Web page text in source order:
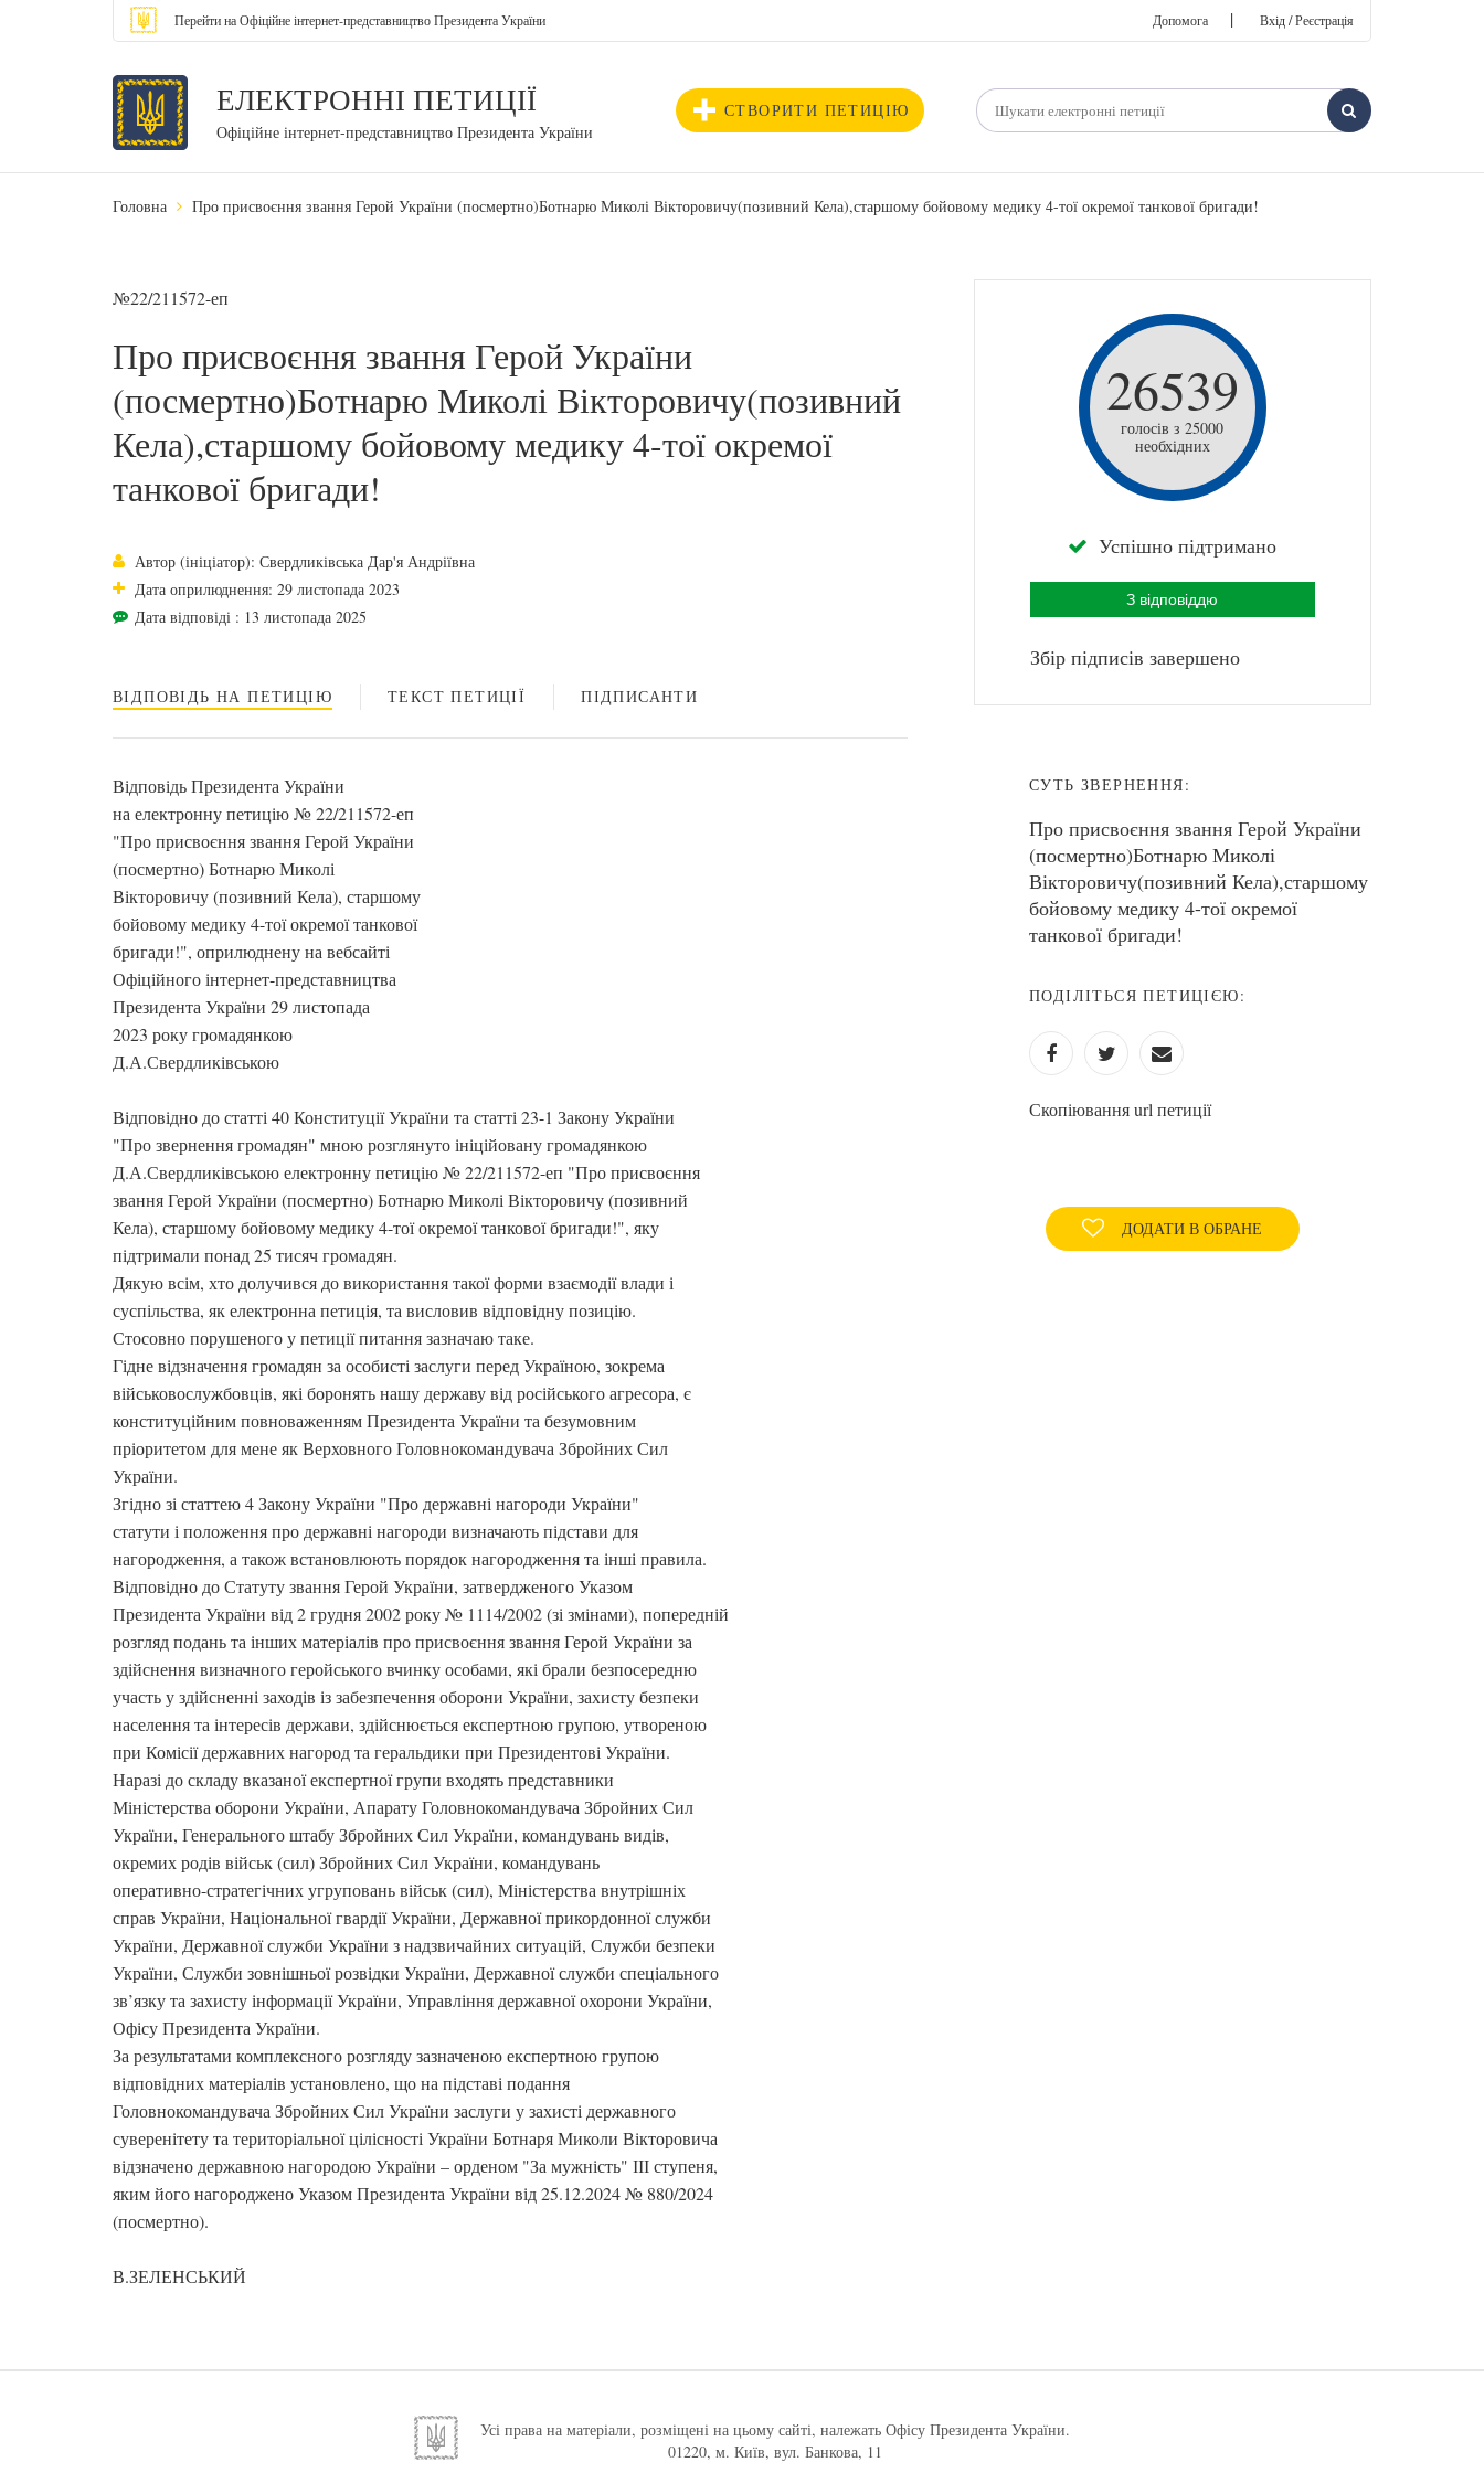
Перейти на Офіційне інтернет-представництво Президента України Допомога | Вхід / Реєстрація
ЕЛЕКТРОННІ ПЕТИЦІЇ
Офіційне інтернет-представництво Президента України
СТВОРИТИ ПЕТИЦІЮ
Головна Про присвоєння звання Герой України (посмертно)Ботнарю Миколі Вікторовичу(позивний Кела),старшому бойовому медику 4-тої окремої танкової бригади!
№22/211572-еп
Про присвоєння звання Герой України
(посмертно)Ботнарю Миколі Вікторовичу(позивний
Кела),старшому бойовому медику 4-тої окремої
танкової бригади!
Автор (ініціатор): Свердликівська Дар'я Андріївна
Дата оприлюднення: 29 листопада 2023
Дата відповіді : 13 листопада 2025
ВІДПОВІДЬ НА ПЕТИЦІЮ ТЕКСТ ПЕТИЦІЇ ПІДПИСАНТИ
Відповідь Президента України
на електронну петицію № 22/211572-еп
"Про присвоєння звання Герой України
(посмертно) Ботнарю Миколі
Вікторовичу (позивний Кела), старшому
бойовому медику 4-тої окремої танкової
бригади!", оприлюднену на вебсайті
Офіційного інтернет-представництва
Президента України 29 листопада
2023 року громадянкою
Д.А.Свердликівською
Відповідно до статті 40 Конституції України та статті 23-1 Закону України
"Про звернення громадян" мною розглянуто ініційовану громадянкою
Д.А.Свердликівською електронну петицію № 22/211572-еп "Про присвоєння
звання Герой України (посмертно) Ботнарю Миколі Вікторовичу (позивний
Кела), старшому бойовому медику 4-тої окремої танкової бригади!", яку
підтримали понад 25 тисяч громадян.
Дякую всім, хто долучився до використання такої форми взаємодії влади і
суспільства, як електронна петиція, та висловив відповідну позицію.
Стосовно порушеного у петиції питання зазначаю таке.
Гідне відзначення громадян за особисті заслуги перед Україною, зокрема
військовослужбовців, які боронять нашу державу від російського агресора, є
конституційним повноваженням Президента України та безумовним
пріоритетом для мене як Верховного Головнокомандувача Збройних Сил
України.
Згідно зі статтею 4 Закону України "Про державні нагороди України"
статути і положення про державні нагороди визначають підстави для
нагородження, а також встановлюють порядок нагородження та інші правила.
Відповідно до Статуту звання Герой України, затвердженого Указом
Президента України від 2 грудня 2002 року № 1114/2002 (зі змінами), попередній
розгляд подань та інших матеріалів про присвоєння звання Герой України за
здійснення визначного геройського вчинку особами, які брали безпосередню
участь у здійсненні заходів із забезпечення оборони України, захисту безпеки
населення та інтересів держави, здійснюється експертною групою, утвореною
при Комісії державних нагород та геральдики при Президентові України.
Наразі до складу вказаної експертної групи входять представники
Міністерства оборони України, Апарату Головнокомандувача Збройних Сил
України, Генерального штабу Збройних Сил України, командувань видів,
окремих родів військ (сил) Збройних Сил України, командувань
оперативно-стратегічних угруповань військ (сил), Міністерства внутрішніх
справ України, Національної гвардії України, Державної прикордонної служби
України, Державної служби України з надзвичайних ситуацій, Служби безпеки
України, Служби зовнішньої розвідки України, Державної служби спеціального
зв’язку та захисту інформації України, Управління державної охорони України,
Офісу Президента України.
За результатами комплексного розгляду зазначеною експертною групою
відповідних матеріалів установлено, що на підставі подання
Головнокомандувача Збройних Сил України заслуги у захисті державного
суверенітету та територіальної цілісності України Ботнаря Миколи Вікторовича
відзначено державною нагородою України – орденом "За мужність" ІІІ ступеня,
яким його нагороджено Указом Президента України від 25.12.2024 № 880/2024
(посмертно).
В.ЗЕЛЕНСЬКИЙ
26539
голосів з 25000
необхідних
Успішно підтримано
З відповіддю
Збір підписів завершено
СУТЬ ЗВЕРНЕННЯ:
Про присвоєння звання Герой України
(посмертно)Ботнарю Миколі
Вікторовичу(позивний Кела),старшому
бойовому медику 4-тої окремої
танкової бригади!
ПОДІЛІТЬСЯ ПЕТИЦІЄЮ:
Скопіювання url петиції
ДОДАТИ В ОБРАНЕ
Усі права на матеріали, розміщені на цьому сайті, належать Офісу Президента України.
01220, м. Київ, вул. Банкова, 11